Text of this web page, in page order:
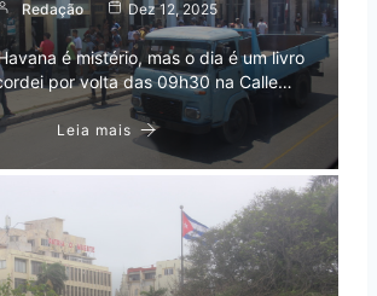
Redação Dez 12, 2025
é mistério, mas o dia é um livro
por volta das 09h30 na Calle…
Leia mais